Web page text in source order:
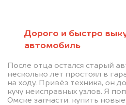
Дорого и быстро
автомобиль
После отца остался старый
несколько лет простоял в
на ходу. Привёз техника, он
кучу неисправных узлов. Я
Омске запчасти, купить
Aston Martin
Мы купим ваше авто
дороже, чем